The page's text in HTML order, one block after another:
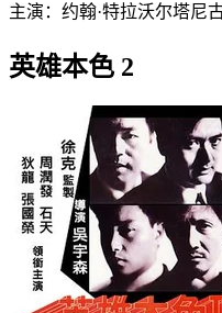
主演： 约翰·特拉沃尔塔尼
英雄本色 2